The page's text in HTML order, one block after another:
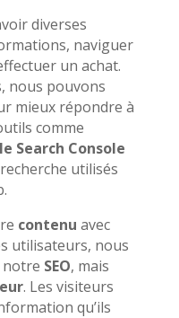
diverses
naviguer
un achat.
nous pouvons
mieux répondre à
comme
Search Console
utilisés
contenu avec
utilisateurs, nous
notre SEO, mais
. Les visiteurs
qu’ils